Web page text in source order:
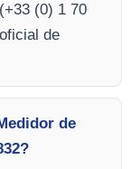
(0) 1 70
de
de